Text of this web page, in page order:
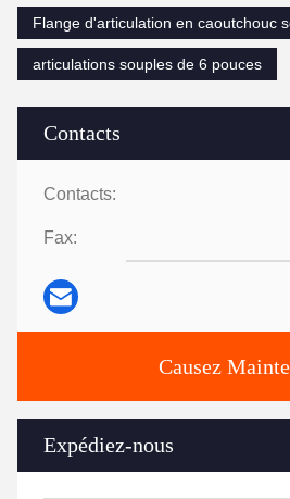
Contacts
Contacts:
Fax:
Causez
Expédiez-nous
Flange d'articulation en caoutchouc
articulations souples de 6 pouces